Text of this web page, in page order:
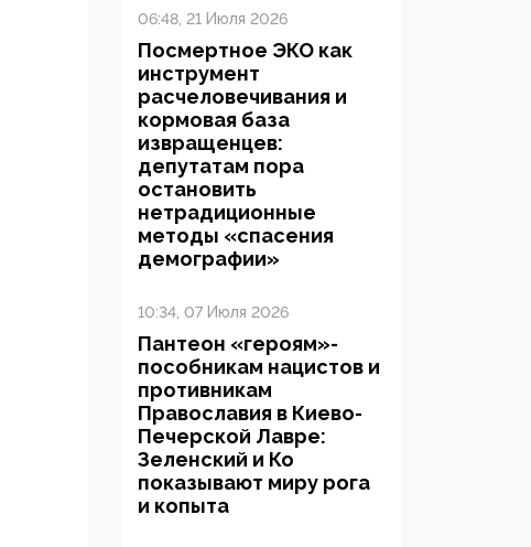
06:48, 21 Июля 2026
Посмертное ЭКО как
инструмент
расчеловечивания и
кормовая база
извращенцев:
депутатам пора
остановить
нетрадиционные
методы «спасения
демографии»
10:34, 07 Июля 2026
Пантеон «героям»-
пособникам нацистов и
противникам
Православия в Киево-
Печерской Лавре:
Зеленский и Ко
показывают миру рога
и копыта